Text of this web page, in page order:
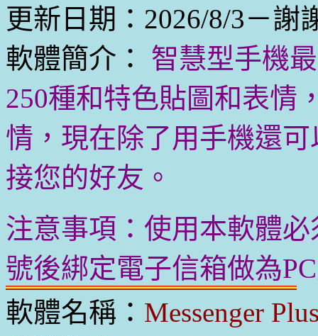
更新日期：2026/8/3－謝
軟體簡介：
智慧型手機
250種和特色貼圖和表情
情，現在除了用手機還
接您的好友。
注意事項：使用本軟體
號後綁定電子信箱做為
軟體名稱： Messenger